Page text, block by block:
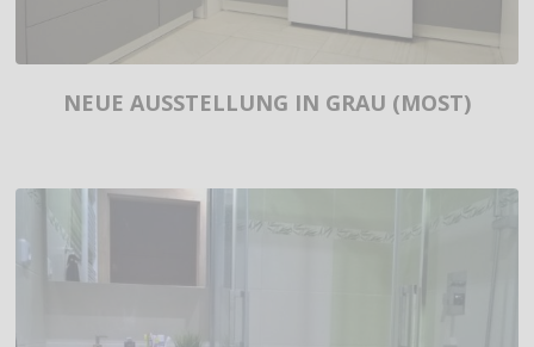
NEUE AUSSTELLUNG IN GRAU (MOST)